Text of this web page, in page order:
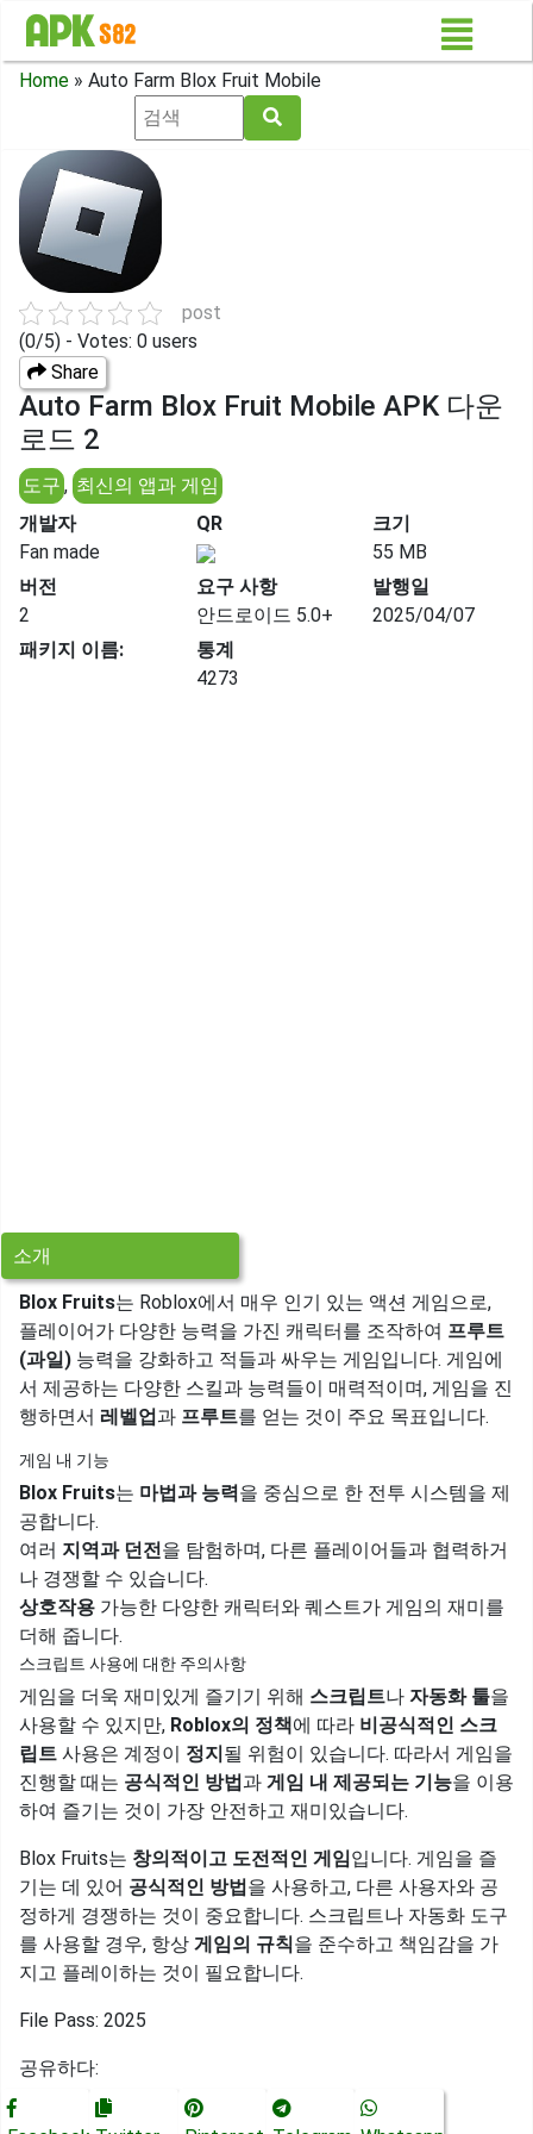
Home » Auto Farm Blox Fruit Mobile
post
(0/5) - Votes: 0 users
Share
Auto Farm Blox Fruit Mobile APK 다운
로드 2
도구 , 최신의 앱과 게임
개발자
Fan made
QR
크기
55 MB
버전
2
요구 사항
안드로이드 5.0+
발행일
2025/04/07
패키지 이름:
통계
4273
소개
Blox Fruits는 Roblox에서 매우 인기 있는 액션 게임으로,
플레이어가 다양한 능력을 가진 캐릭터를 조작하여 프루트
(과일) 능력을 강화하고 적들과 싸우는 게임입니다. 게임에
서 제공하는 다양한 스킬과 능력들이 매력적이며, 게임을 진
행하면서 레벨업과 프루트를 얻는 것이 주요 목표입니다.
게임 내 기능
Blox Fruits는 마법과 능력을 중심으로 한 전투 시스템을 제
공합니다.
여러 지역과 던전을 탐험하며, 다른 플레이어들과 협력하거
나 경쟁할 수 있습니다.
상호작용 가능한 다양한 캐릭터와 퀘스트가 게임의 재미를
더해 줍니다.
스크립트 사용에 대한 주의사항
게임을 더욱 재미있게 즐기기 위해 스크립트나 자동화 툴을
사용할 수 있지만, Roblox의 정책에 따라 비공식적인 스크
립트 사용은 계정이 정지될 위험이 있습니다. 따라서 게임을
진행할 때는 공식적인 방법과 게임 내 제공되는 기능을 이용
하여 즐기는 것이 가장 안전하고 재미있습니다.
Blox Fruits는 창의적이고 도전적인 게임입니다. 게임을 즐
기는 데 있어 공식적인 방법을 사용하고, 다른 사용자와 공
정하게 경쟁하는 것이 중요합니다. 스크립트나 자동화 도구
를 사용할 경우, 항상 게임의 규칙을 준수하고 책임감을 가
지고 플레이하는 것이 필요합니다.
File Pass: 2025
공유하다: